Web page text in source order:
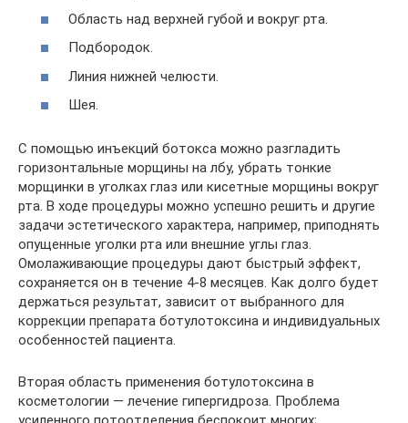
Область над верхней губой и вокруг рта.
Подбородок.
Линия нижней челюсти.
Шея.
С помощью инъекций ботокса можно разгладить
горизонтальные морщины на лбу, убрать тонкие
морщинки в уголках глаз или кисетные морщины вокруг
рта. В ходе процедуры можно успешно решить и другие
задачи эстетического характера, например, приподнять
опущенные уголки рта или внешние углы глаз.
Омолаживающие процедуры дают быстрый эффект,
сохраняется он в течение 4-8 месяцев. Как долго будет
держаться результат, зависит от выбранного для
коррекции препарата ботулотоксина и индивидуальных
особенностей пациента.
Вторая область применения ботулотоксина в
косметологии — лечение гипергидроза. Проблема